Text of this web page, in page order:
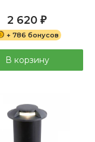
2 620 ₽
+ 786 бонусов
В корзину